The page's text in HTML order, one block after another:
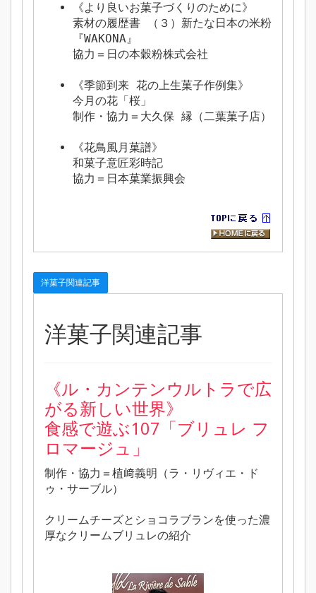
《より良いお菓子づくりのために》
素材の履歴書 （３）新たな日本の米粉
『WAKONA』
協力＝日の本穀粉株式会社
《季節到来 花の上生菓子作例集》
今月の花「桜」
制作・協力＝大久保 縁（二葉菓子店）
《花鳥風月菓譜》
和菓子意匠彩時記
協力＝日本菓業振興会
洋菓子関連記事
洋菓子関連記事
《ル・カンテンウルトラで広
がる新しい世界》
食感で遊ぶ107「ブリュレ フ
ロマージュ」
制作・協力＝植﨑義明（ラ・リヴィエ・ド
ゥ・サーブル）
クリームチーズとショコラブランを使った濃
厚なクリームブリュレの紹介